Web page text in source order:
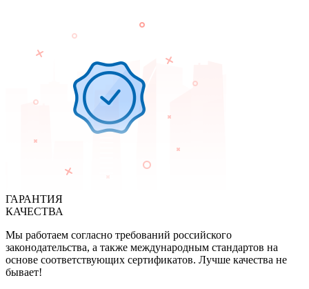
ГАРАНТИЯ
КАЧЕСТВА
Мы работаем согласно требований российского
законодательства, а также международным стандартов на
основе соответствующих сертификатов. Лучше качества не
бывает!